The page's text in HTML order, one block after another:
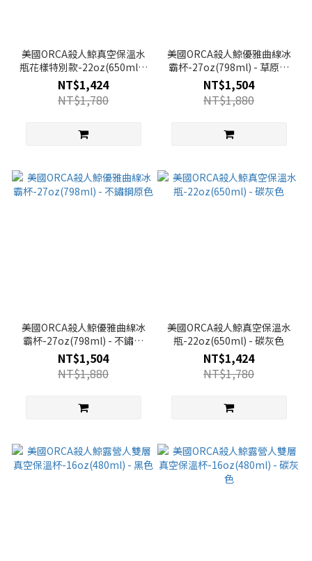
美國ORCA殺人鯨真空保溫水
瓶花樣特別款-22oz(650ml) -
小愛心
NT$1,424
NT$1,780
美國ORCA殺人鯨優雅曲線冰
霸杯-27oz(798ml) - 草原綠
色
NT$1,504
NT$1,880
美國ORCA殺人鯨優雅曲線冰
霸杯-27oz(798ml) - 不鏽鋼
原色
NT$1,504
NT$1,880
美國ORCA殺人鯨真空保溫水
瓶-22oz(650ml) - 碳灰色
NT$1,424
NT$1,780